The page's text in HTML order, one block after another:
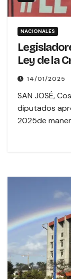
NACIONALES
Ley de la
14/01/2025
SAN JOSÉ,
diputados
2025de